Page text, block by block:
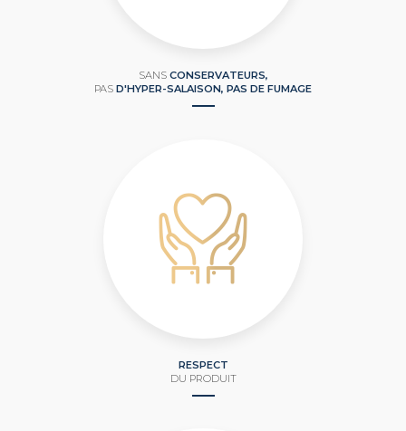
SANS CONSERVATEURS,
PAS D'HYPER-SALAISON, PAS DE FUMAGE
RESPECT
DU PRODUIT